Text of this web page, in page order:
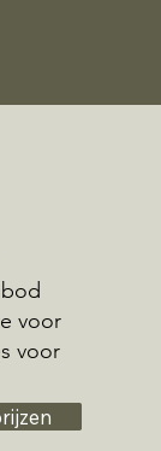
voor
voor